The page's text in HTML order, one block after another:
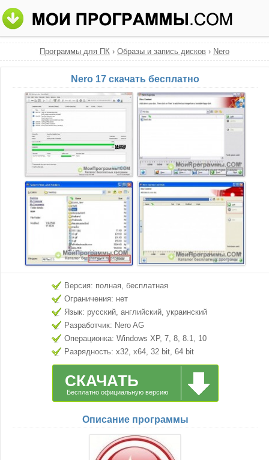
Программы для ПК › Образы и запись дисков › Nero
Nero 17 скачать бесплатно
Версия: полная, бесплатная
Ограничения: нет
Язык: русский, английский, украинский
Разработчик: Nero AG
Операционка: Windows XP, 7, 8, 8.1, 10
Разрядность: x32, x64, 32 bit, 64 bit
СКАЧАТЬ
Бесплатно официальную версию
Описание программы